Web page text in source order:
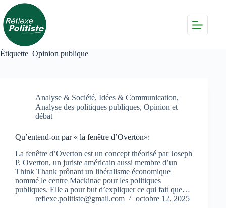
Passer
au
contenu
Étiquette Opinion publique
Analyse & Société, Idées & Communication,
Analyse des politiques publiques, Opinion et
débat
Qu’entend-on par « la fenêtre d’Overton»:
La fenêtre d’Overton est un concept théorisé par Joseph
P. Overton, un juriste américain aussi membre d’un
Think Thank prônant un libéralisme économique
nommé le centre Mackinac pour les politiques
publiques. Elle a pour but d’expliquer ce qui fait que…
reflexe.politiste@gmail.com
octobre 12, 2025